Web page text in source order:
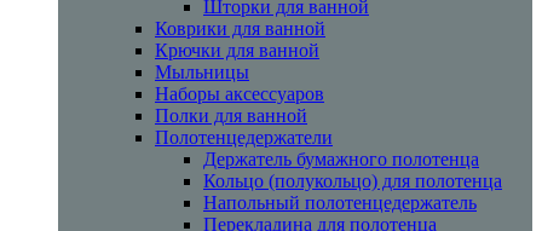
Шторки для ванной
Коврики для ванной
Крючки для ванной
Мыльницы
Наборы аксессуаров
Полки для ванной
Полотенцедержатели
Держатель бумажного полотенца
Кольцо (полукольцо) для полотенца
Напольный полотенцедержатель
Перекладина для полотенца